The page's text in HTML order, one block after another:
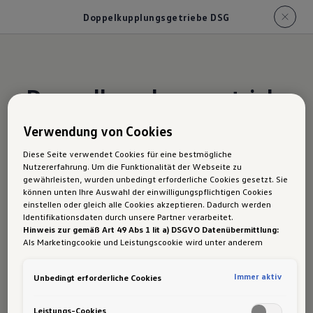
Doppelkupplungsgetriebe DSG
Doppelkupplungsgetrieb
e DSG
Auf Wunsch kann der Caddy Cargo für
vollautomatische Gangwechsel ohne
Zugkraftunterbrechung mit einem 7-Gang-DSG
ausgestattet werden.
Zu den technischen Daten des Caddy Cargo
Verwendung von Cookies
Diese Seite verwendet Cookies für eine bestmögliche
Nutzererfahrung. Um die Funktionalität der Webseite zu
gewährleisten, wurden unbedingt erforderliche Cookies gesetzt. Sie
können unten Ihre Auswahl der einwilligungspflichtigen Cookies
einstellen oder gleich alle Cookies akzeptieren. Dadurch werden
Identifikationsdaten durch unsere Partner verarbeitet.
Hinweis zur gemäß Art 49 Abs 1 lit a) DSGVO Datenübermittlung:
Als Marketingcookie und Leistungscookie wird unter anderem
Daten in die USA (insbesondere dort an die Google LLC) weitergibt.
Unbedingt erforderliche Cookies Immer aktiv
Leistungs-Cookies